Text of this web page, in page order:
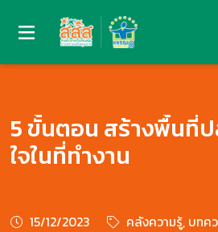
5 ขั้นตอน สร้างพื้นที่
ใจในที่ทำงาน
15/12/2023 คลังความรู้, บทค